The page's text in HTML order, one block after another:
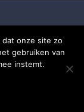
Lees onze
onze site zo
gebruiken van
instemt.